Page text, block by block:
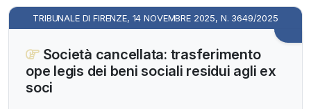
TRIBUNALE DI FIRENZE, 14 NOVEMBRE 2025, N. 3649/2025
Società cancellata: trasferimento
ope legis dei beni sociali residui agli ex
soci